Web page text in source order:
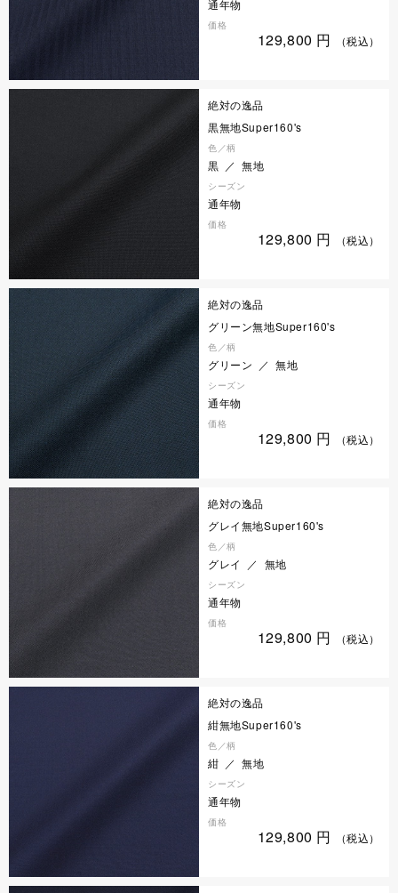
通年物
価格
129,800 円 （税込）
絶対の逸品
黒無地Super160's
色／柄
黒 ／ 無地
シーズン
通年物
価格
129,800 円 （税込）
絶対の逸品
グリーン無地Super160's
色／柄
グリーン ／ 無地
シーズン
通年物
価格
129,800 円 （税込）
絶対の逸品
グレイ無地Super160's
色／柄
グレイ ／ 無地
シーズン
通年物
価格
129,800 円 （税込）
絶対の逸品
紺無地Super160's
色／柄
紺 ／ 無地
シーズン
通年物
価格
129,800 円 （税込）